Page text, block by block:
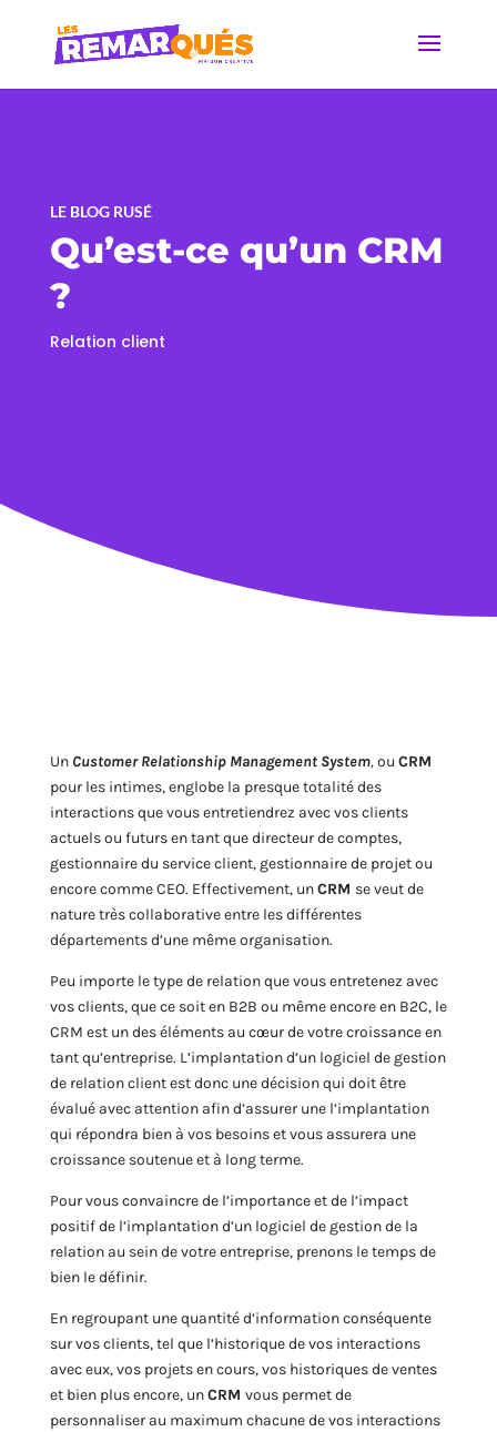
LE BLOG RUSÉ
Qu’est-ce qu’un CRM
?
Relation client
Un Customer Relationship Management System,ou CRM
pour les intimes, englobe la presque totalité des
interactions que vous entretiendrez avec vos clients
actuels ou futurs en tant que directeur de comptes,
gestionnaire du service client, gestionnaire de projet ou
encore comme CEO. Effectivement, unCRM se veut de
nature très collaborative entre les différentes
départements d’une même organisation.
Peu importe le type de relation que vous entretenez avec
vos clients, que ce soit en B2B ou même encore en B2C, le
CRM est un des éléments au cœur de votre croissance en
tant qu’entreprise. L’implantation d’un logiciel de gestion
de relation client est donc une décision qui doit être
évalué avec attention afin d’assurer une l’implantation
qui répondra bien à vos besoins et vous assurera une
croissance soutenue et à long terme.
Pour vous convaincre de l’importance et de l’impact
positif de l’implantation d’un logiciel de gestion de la
relation au sein de votre entreprise, prenons le temps de
bien le définir.
En regroupant une quantité d’information conséquente
sur vos clients, tel que l’historique de vos interactions
avec eux, vos projets en cours, vos historiques de ventes
et bien plus encore, unCRM vous permet de
personnaliser au maximum chacune de vos interactions